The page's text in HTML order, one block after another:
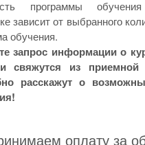
программы
зависит от выбранного
обучения.
запрос информации о
свяжутся из приемной
расскажут о
оплату за